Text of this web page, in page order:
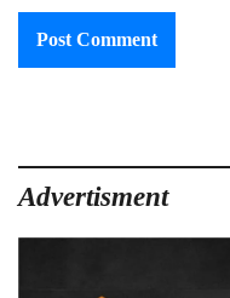
Advertisment